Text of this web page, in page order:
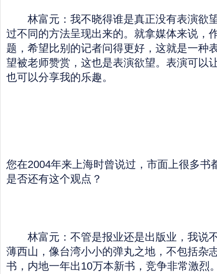
林富元：我不晓得谁是真正没有表演欲
过不同的方法呈现出来的。就拿媒体来说，
题，希望比别的记者问得更好，这就是一种
望被老师赞赏，这也是表演欲望。表演可以
也可以分享我的乐趣。
您在2004年来上海时曾说过，市面上很多书
是否还有这个观点？
林富元：不管是报业还是出版业，我说
薄西山，像台湾小小的弹丸之地，不包括杂
书，内地一年出10万本新书，竞争非常激烈